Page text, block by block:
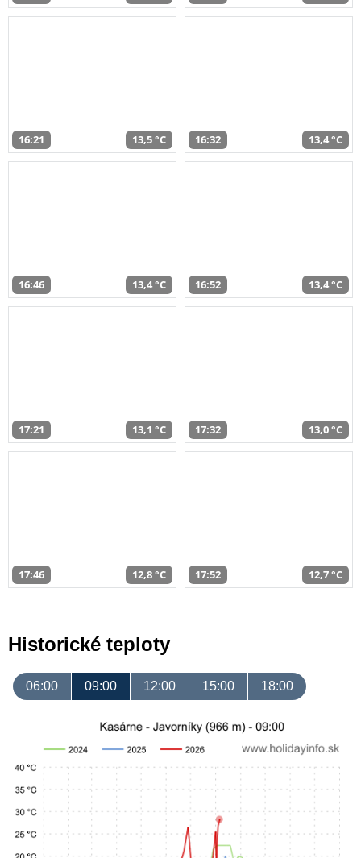
16:21 13,5 °C 16:32 13,4 °C
16:46 13,4 °C 16:52 13,4 °C
17:21 13,1 °C 17:32 13,0 °C
17:46 12,8 °C 17:52 12,7 °C
Historické teploty
06:00 09:00 12:00 15:00 18:00